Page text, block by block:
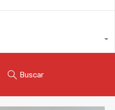
Buscar